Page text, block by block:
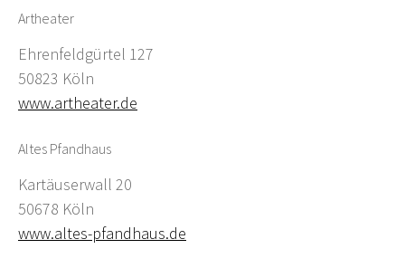
Artheater
Ehrenfeldgürtel 127
50823 Köln
www.artheater.de
Altes Pfandhaus
Kartäuserwall 20
50678 Köln
www.altes-pfandhaus.de